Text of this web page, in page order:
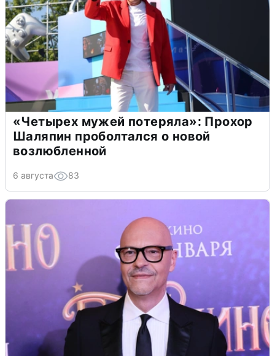
«Четырех мужей потеряла»: Прохор
Шаляпин проболтался о новой
возлюбленной
6 августа 83